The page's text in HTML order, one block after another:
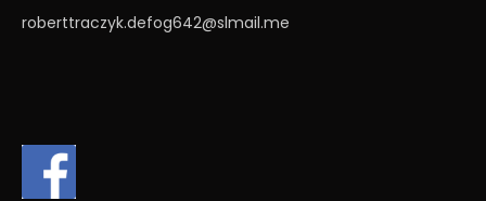
roberttraczyk.defog642@slmail.me